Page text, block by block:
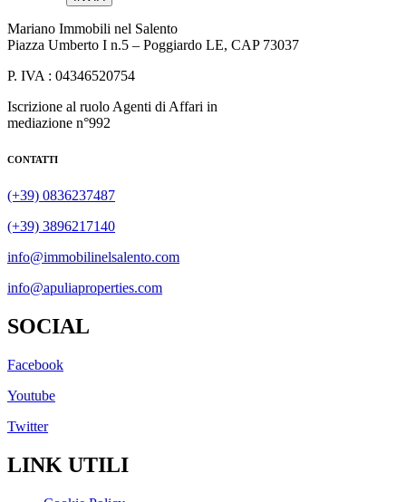
Mariano Immobili nel Salento
Piazza Umberto I n.5 – Poggiardo LE, CAP 73037
P. IVA : 04346520754
Iscrizione al ruolo Agenti di Affari in
mediazione n°992
CONTATTI
(+39) 0836237487
(+39) 3896217140
info@immobilinelsalento.com
info@apuliaproperties.com
SOCIAL
Facebook
Youtube
Twitter
LINK UTILI